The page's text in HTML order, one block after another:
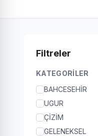
Filtreler
KATEGORILER
BAHCESEHİR
UGUR
ÇİZİM
GELENEKSEL